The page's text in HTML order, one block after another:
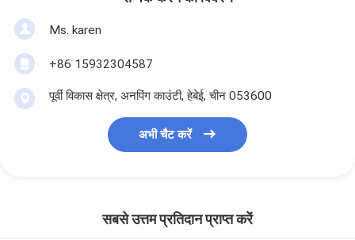
Ms. karen
+86 15932304587
पूर्वी विकास क्षेत्र, अनपिंग काउंटी, हेबेई, चीन 053600
अभी चैट करें
सबसे उत्तम प्रतिदान प्राप्त करें